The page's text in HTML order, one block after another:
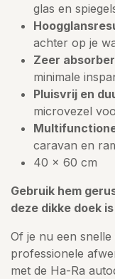
glas en
achter op je
Zeer
minimale
Pluisvrij en
microvezel
caravan en
40 x 60 cm
Gebruik hem
deze dikke doek
Of je nu een
professionele
met de Ha-Ra